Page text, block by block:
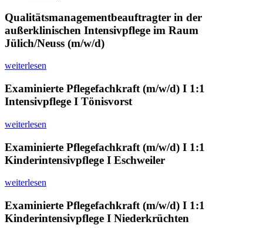
Qualitätsmanagementbeauftragter in der
außerklinischen Intensivpflege im Raum
Jülich/Neuss (m/w/d)
weiterlesen
Examinierte Pflegefachkraft (m/w/d) I 1:1
Intensivpflege I Tönisvorst
weiterlesen
Examinierte Pflegefachkraft (m/w/d) I 1:1
Kinderintensivpflege I Eschweiler
weiterlesen
Examinierte Pflegefachkraft (m/w/d) I 1:1
Kinderintensivpflege I Niederkrüchten